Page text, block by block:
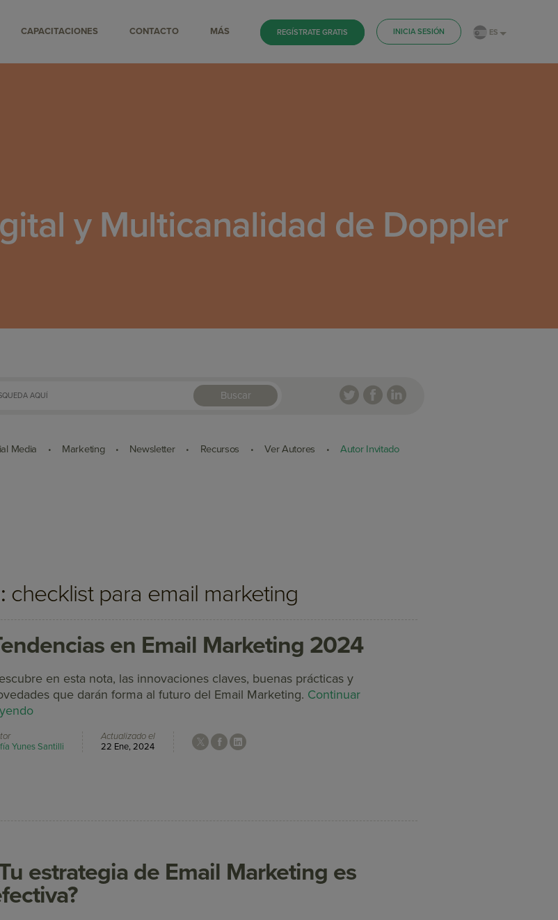
CAPACITACIONES CONTACTO MÁS REGÍSTRATE GRATIS INICIA SESIÓN ES
y Multicanalidad de Doppler
Buscar
Media • Marketing • Newsletter • Recursos • Ver Autores • Autor Invitado
checklist para email marketing
en Email Marketing 2024
en esta nota, las innovaciones claves, buenas prácticas y
que darán forma al futuro del Email Marketing. Continuar
Yunes Santilli
Actualizado el
22 Ene, 2024
estrategia de Email Marketing es